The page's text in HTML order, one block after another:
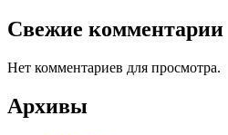
Свежие комментарии
Нет комментариев для просмотра.
Архивы